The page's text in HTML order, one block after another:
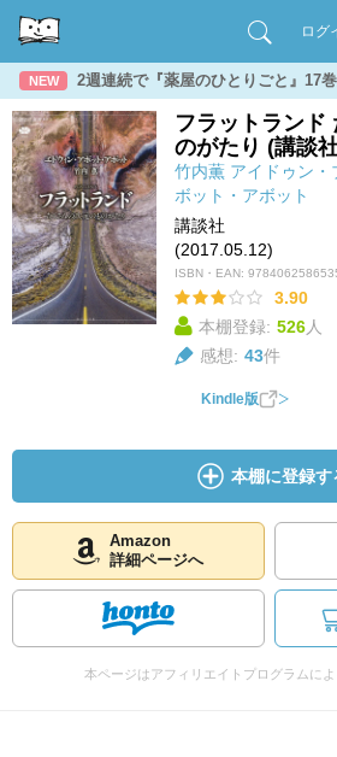
ログ
NEW 2週連続で『薬屋のひとりごと』17
フラットランド
のがたり (講談
竹内薫 アイドゥン・
ボット・アボット
講談社
(2017.05.12)
ISBN・EAN:
3.90
本棚登録: 526人
感想: 43件
Kindle版
本棚に登録す
Amazon
詳細ページへ
本ページはアフィリエイトプログラムに